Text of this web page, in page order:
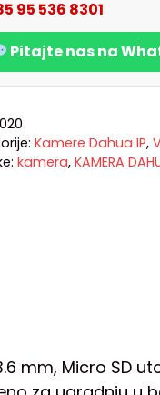
95 536 8301
Pitajte nas na
Kamere Dahua IP,
kamera, KAMERA
mm, Micro SD